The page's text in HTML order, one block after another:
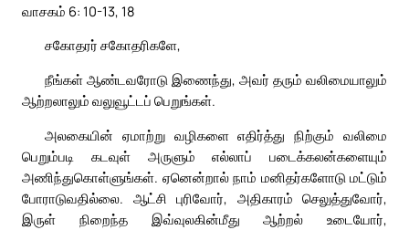
வாசகம் 6: 10-13, 18
சகோதரர் சகோதரிகளே,
நீங்கள் ஆண்டவரோடு இணைந்து, அவர் தரும் வலிமையாலும்
ஆற்றலாலும் வலுவூட்டப் பெறுங்கள்.
அலகையின் ஏமாற்று வழிகளை எதிர்த்து நிற்கும் வலிமை
பெறும்படி கடவுள் அருளும் எல்லாப் படைக்கலன்களையும்
அணிந்துகொள்ளுங்கள். ஏனென்றால் நாம் மனிதர்களோடு மட்டும்
போராடுவதில்லை. ஆட்சி புரிவோர், அதிகாரம் செலுத்துவோர்,
இருள் நிறைந்த இவ்வுலகின்மீது ஆற்றல் உடையோர்,